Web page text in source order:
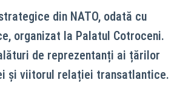
din NATO, odată cu
organizat la Palatul Cotroceni.
de reprezentanți ai țărilor
și viitorul relației transatlantice.